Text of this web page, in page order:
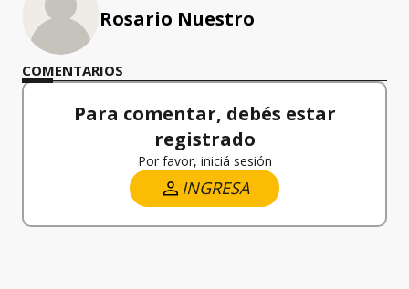
Rosario Nuestro
COMENTARIOS
Para comentar, debés estar
registrado
Por favor, iniciá sesión
INGRESA